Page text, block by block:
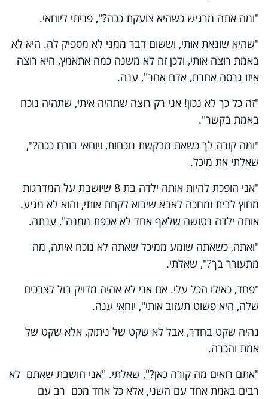
"ומה אתה מרגיש כשהיא צועקת ככה?", פניתי ליוחאי.
"שהיא שונאת אותי, וששום דבר ממני לא מספיק לה. היא לא
באמת רוצה אותי, ולכן זה לא משנה כמה אתאמץ, היא רוצה
איזו גרסה אחרת, אדם אחר", ענה.
"זה כל כך לא נכון! אני רק רוצה שתהיה איתי, שתהיה נוכח
באמת בקשר".
"ומה קורה לך כשאת מבקשת נוכחות, ויוחאי בורח ככה?",
שאלתי את מיכל.
"אני הופכת להיות אותה ילדה בת 8 שיושבת על המדרגות
מחוץ לבית ומחכה לאבא שיבוא לקחת אותי, והוא לא מגיע.
אותה ילדה נטושה שלאף אחד לא אכפת ממנה", ענתה.
"ואתה, כשאתה שומע ממיכל שאתה לא נוכח איתה, מה
מתעורר בך?", שאלתי.
"פחד, כאילו הכל עלי. אם אני לא אהיה מדויק בול לצרכים
שלה, היא פשוט תעזוב אותי", יוחאי ענה.
נהיה שקט בחדר, אבל לא שקט של ניתוק, אלא שקט של
אמת והכרה.
"אתם רואים מה קורה כאן?", שאלתי. "אני חושבת שאתם לא
רבים באמת אחד עם השני, אלא כל אחד מכם רב עם